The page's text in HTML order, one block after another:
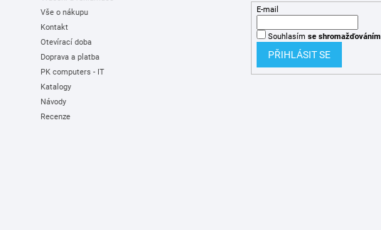
Vše o nákupu
Kontakt
Otevírací doba
Doprava a platba
PK computers - IT
Katalogy
Návody
Recenze
E-mail
Souhlasím se shromažďováním
PŘIHLÁSIT SE